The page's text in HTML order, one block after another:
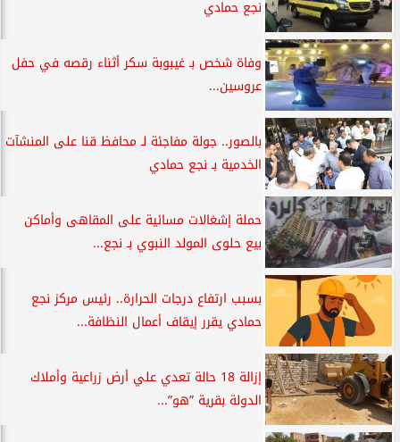
نجع حمادي
وفاة شخص بـ غيبوبة سكر أثناء رقصه في حفل
عروسين...
بالصور.. جولة مفاجئة لـ محافظ قنا على المنشآت
الخدمية بـ نجع حمادي
حملة إشغالات مسائية على المقاهى وأماكن
بيع حلوى المولد النبوي بـ نجع...
بسبب ارتفاع درجات الحرارة.. رئيس مركز نجع
حمادي يقرر إيقاف أعمال النظافة...
إزالة 18 حالة تعدي علي أرض زراعية وأملاك
الدولة بقرية ”هو”...